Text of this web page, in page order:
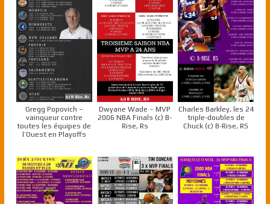
Gregg Popovich –
vainqueur contre
toutes les équipes de
l’Ouest en Playoffs
Dwyane Wade – MVP
2006 NBA Finals (c) B-
Rise, Rs
Charles Barkley, les 24
triple-doubles de
Chuck (c) B-Rise, RS